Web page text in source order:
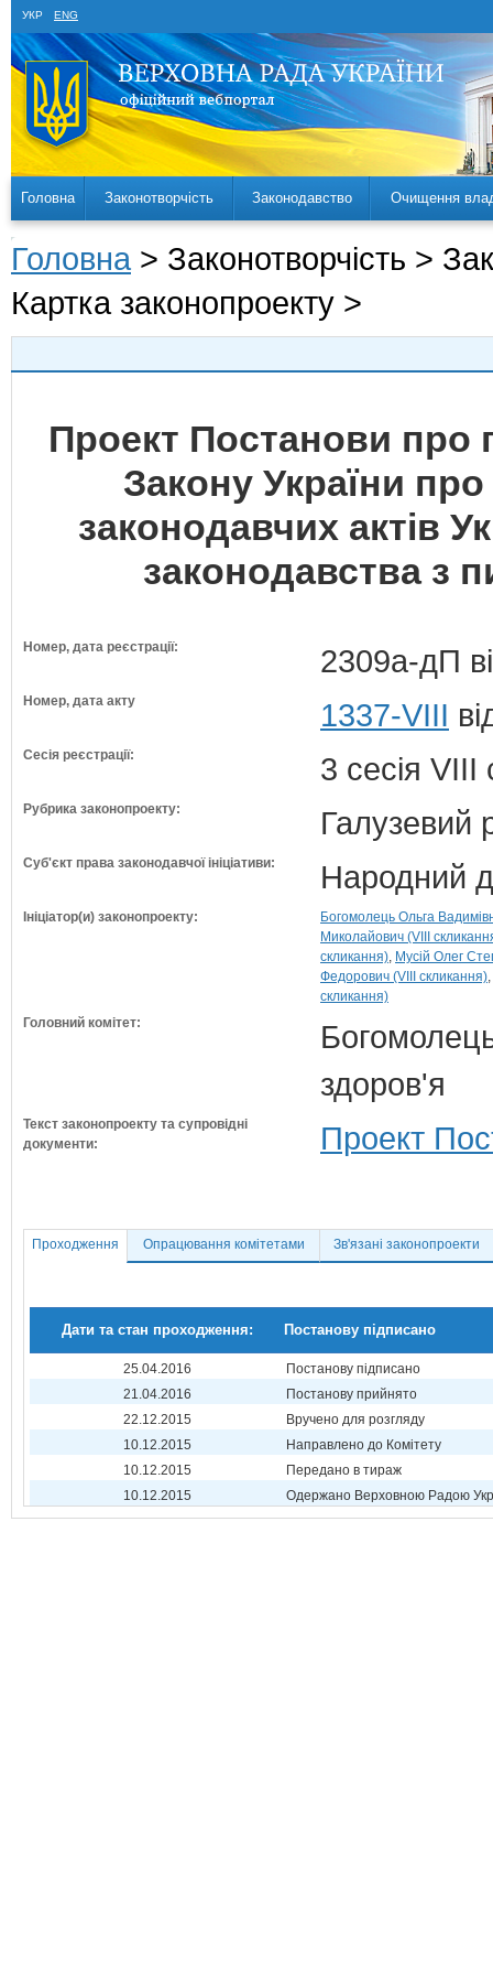
УКР ENG
Головна Законотворчість Законодавство Очищення
Головна > Законотворчість >
Картка законопроекту >
Проект Постанови про
Закону України
законодавчих актів
законодавства з
Номер, дата реєстрації: 2309а-дП
Номер, дата акту 1337-VIII
Сесія реєстрації: 3 сесія VIII
Рубрика законопроекту: Галузевий
Суб'єкт права законодавчої ініціативи: Народний
Ініціатор(и) законопроекту:
Богомолець Ольга
Миколайович (VIII
скликання) Мусій Олег
Федорович (VIII скликання)
скликання)
Головний комітет:
здоров'я
Текст законопроекту та супровідні
документи:
Проект
Проходження Опрацювання комітетами Зв'язані законопроекти
Дати та стан проходження: Постанову підписано
25.04.2016
Постанову підписано
21.04.2016
Постанову прийнято
22.12.2015
Вручено для розгляду
10.12.2015
Направлено до Комітету
10.12.2015
Передано в тираж
10.12.2015
Одержано Верховною Радою